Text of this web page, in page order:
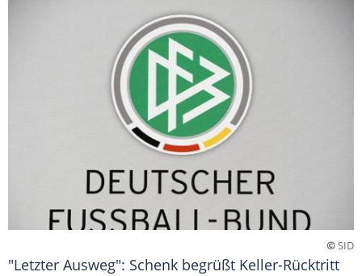
©SID
"Letzter Ausweg": Schenk begrüßt Keller-Rücktritt